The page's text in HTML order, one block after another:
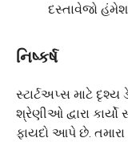
દસ્તાવેજો
નિષ્કર્ષ
સ્ટાર્ટઅપ્સ માટે
શ્રેણીઓ દ્વારા
ફાયદો આપે છે.